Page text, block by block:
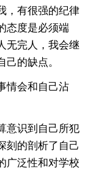
，有很强的纪律
态度是必须端
无完人，我会继
的缺点。
情会和自己沾
意识到自己所犯
刻的剖析了自己
广泛性和对学校